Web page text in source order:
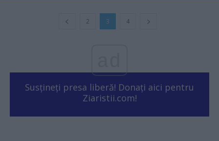
2 3 4
Susțineți presa liberă! Donați aici pentru
Ziaristii.com!